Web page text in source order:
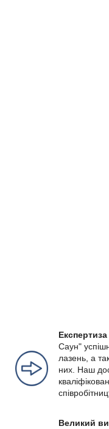
Саун"
лазень, а
них. Наш
Великий